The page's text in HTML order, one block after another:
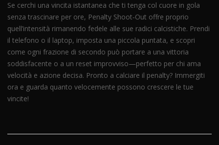
Se cerchi una vincita istantanea che ti tenga col cuore in gola
senza trascinare per ore, Penalty Shoot‑Out offre proprio
quell’intensità rimanendo fedele alle sue radici calcistiche. Prendi
il telefono o il laptop, imposta una piccola puntata, e scopri
come ogni frazione di secondo può portare a una vittoria
soddisfacente o a un reset improvviso—perfetto per chi ama
velocità e azione decisa. Pronto a calciare il penalty? Immergiti
ora e guarda quanto velocemente possono crescere le tue
vincite!